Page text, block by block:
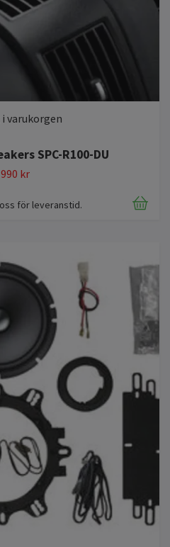
i varukorgen
SPC-R100-DU
kr
för leveranstid.